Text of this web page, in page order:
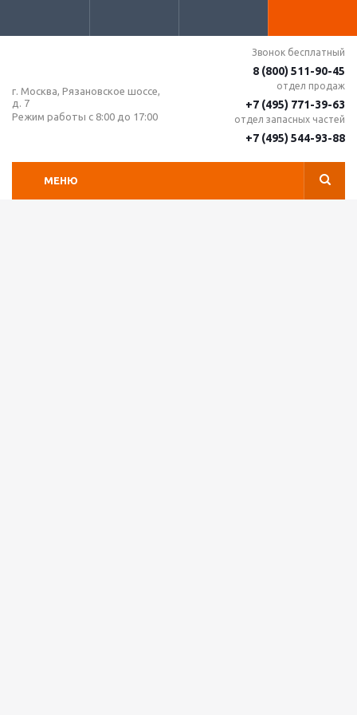
г. Москва, Рязановское шоссе,
д. 7
Режим работы с 8:00 до 17:00
Звонок бесплатный
8 (800) 511-90-45
отдел продаж
+7 (495) 771-39-63
отдел запасных частей
+7 (495) 544-93-88
МЕНЮ